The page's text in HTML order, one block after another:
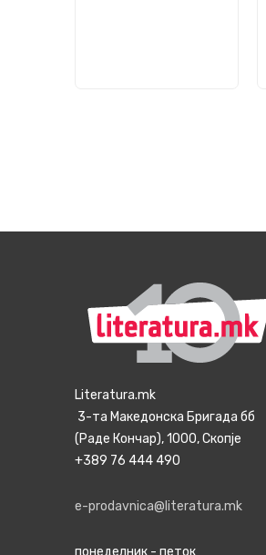
Literatura.mk
3-та Македонска Бригада бб
(Раде Кончар), 1000, Скопје
+389 76 444 490
e-prodavnica@literatura.mk
понеделник - петок